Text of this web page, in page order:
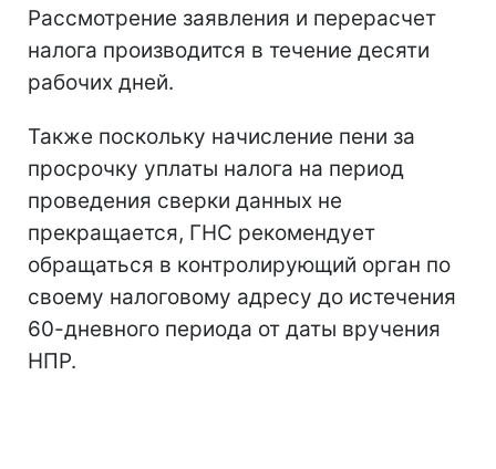
Рассмотрение заявления и перерасчет
налога производится в течение десяти
рабочих дней.
Также поскольку начисление пени за
просрочку уплаты налога на период
проведения сверки данных не
прекращается, ГНС рекомендует
обращаться в контролирующий орган по
своему налоговому адресу до истечения
60-дневного периода от даты вручения
НПР.